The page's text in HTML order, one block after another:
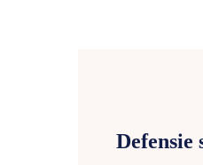
Defensie